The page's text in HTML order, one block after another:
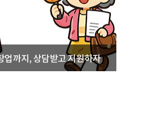
업까지, 상담받고 지원하자